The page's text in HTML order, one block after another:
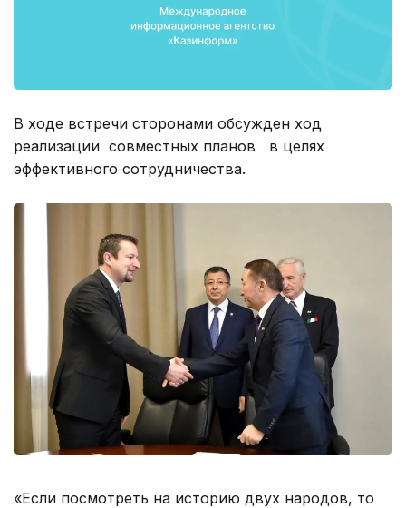
В ходе встречи сторонами обсужден ход
реализации совместных планов в целях
эффективного сотрудничества.
«Если посмотреть на историю двух народов, то